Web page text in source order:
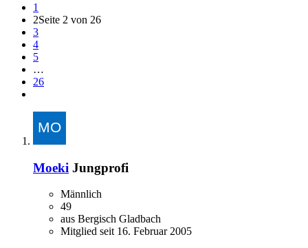
1
2Seite 2 von 26
3
4
5
…
26
Moeki Jungprofi
Männlich
49
aus Bergisch Gladbach
Mitglied seit 16. Februar 2005